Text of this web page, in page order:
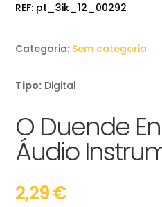
REF: pt_3ik_12_00292
Categoria: Sem categoria
Tipo: Digital
O Duende
Áudio
2,29€